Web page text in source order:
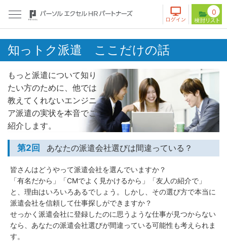
0
知っトク派遣 ここだけの話
もっと派遣について知り
たい方のために、他では
教えてくれないエンジニ
ア派遣の実状を本音でご
紹介します。
第2回 あなたの派遣会社選びは間違っている？
皆さんはどうやって派遣会社を選んでいますか？
「有名だから」「CMでよく見かけるから」「友人の紹介で」
と、理由はいろいろあるでしょう。しかし、その選び方で本当に
派遣会社を信頼して仕事探しができますか？
せっかく派遣会社に登録したのに思うような仕事が見つからない
なら、あなたの派遣会社選びが間違っている可能性も考えられま
す。